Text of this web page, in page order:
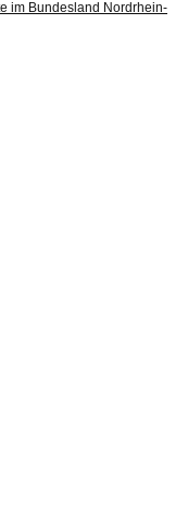
im Bundesland Nordrhein-